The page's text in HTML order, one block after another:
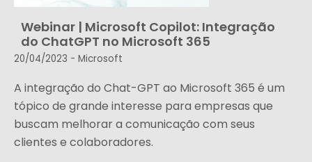
Webinar | Microsoft Copilot: Integração
do ChatGPT no Microsoft 365
20/04/2023 - Microsoft
A integração do Chat-GPT ao Microsoft 365 é um
tópico de grande interesse para empresas que
buscam melhorar a comunicação com seus
clientes e colaboradores.